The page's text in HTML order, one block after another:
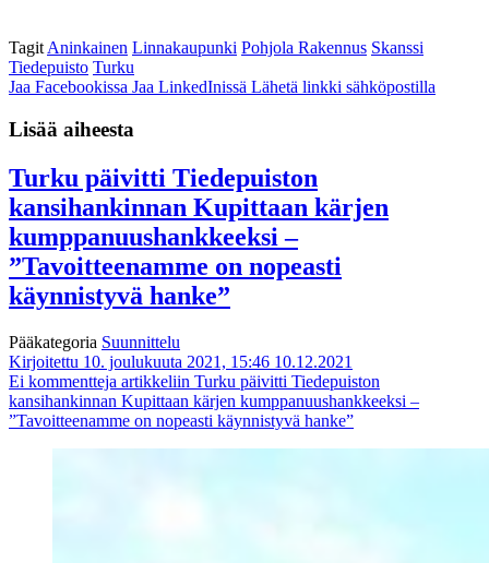
Tagit Aninkainen Linnakaupunki Pohjola Rakennus Skanssi
Tiedepuisto Turku
Jaa Facebookissa Jaa LinkedInissä Lähetä linkki sähköpostilla
Lisää aiheesta
Turku päivitti Tiedepuiston
kansihankinnan Kupittaan kärjen
kumppanuushankkeeksi –
”Tavoitteenamme on nopeasti
käynnistyvä hanke”
Pääkategoria Suunnittelu
Kirjoitettu 10. joulukuuta 2021, 15:46 10.12.2021
Ei kommentteja artikkeliin Turku päivitti Tiedepuiston
kansihankinnan Kupittaan kärjen kumppanuushankkeeksi –
”Tavoitteenamme on nopeasti käynnistyvä hanke”